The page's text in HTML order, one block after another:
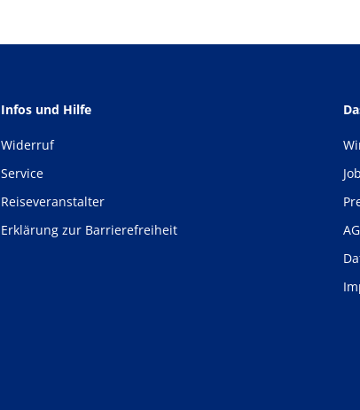
Infos und Hilfe
Widerruf
Service
Reiseveranstalter
Erklärung zur Barrierefreiheit